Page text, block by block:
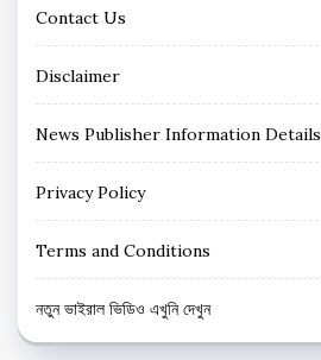
Contact Us
Disclaimer
News Publisher Information Details
Privacy Policy
Terms and Conditions
নতুন ভাইরাল ভিডিও এখুনি দেখুন